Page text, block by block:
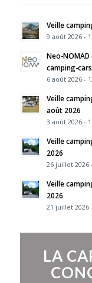
Veille
9 août 2026 -
Neo-
camping-
6 août 2026 -
Veille
août 2026
3 août 2026 -
Veille
2026
26 juillet 2026
Veille
2026
21 juillet 2026
LA